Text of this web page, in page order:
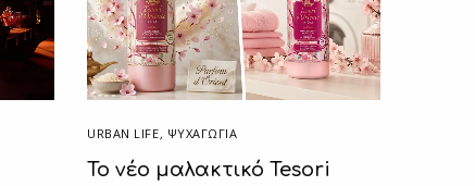
URBAN LIFE, ΨΥΧΑΓΩΓΙΑ
Το νέο μαλακτικό Tesori